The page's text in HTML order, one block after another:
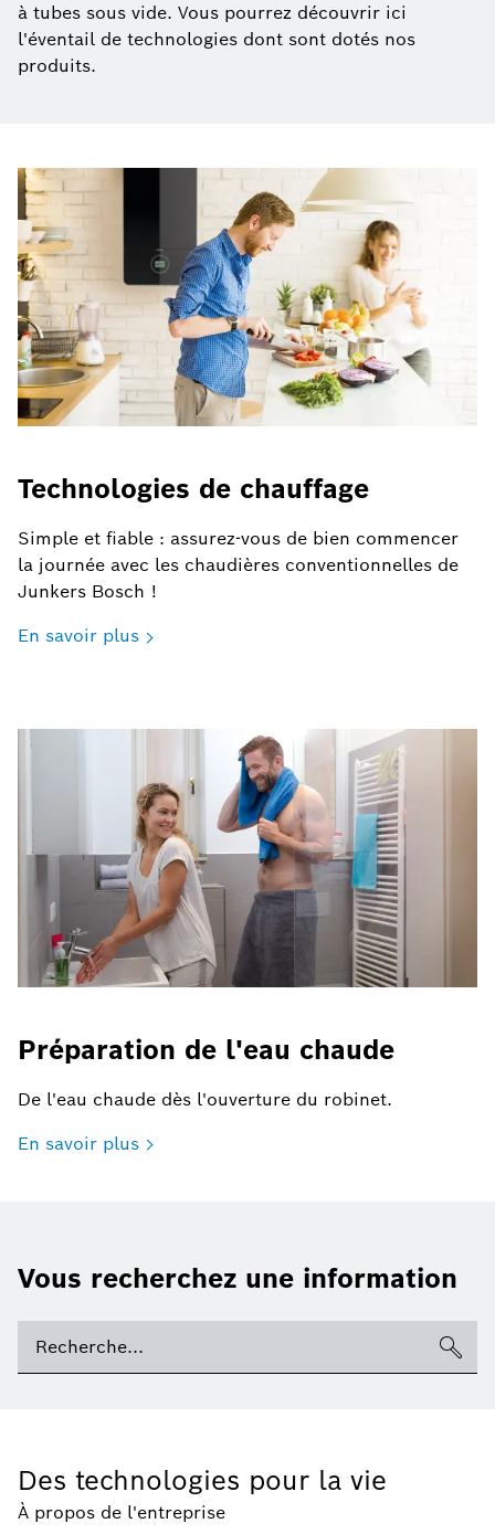
à tubes sous vide. Vous pourrez découvrir ici
l'éventail de technologies dont sont dotés nos
produits.
Technologies de chauffage
Simple et fiable : assurez-vous de bien commencer
la journée avec les chaudières conventionnelles de
Junkers Bosch !
En savoir plus
Préparation de l'eau chaude
De l'eau chaude dès l'ouverture du robinet.
En savoir plus
Vous recherchez une information
Des technologies pour la vie
À propos de l'entreprise